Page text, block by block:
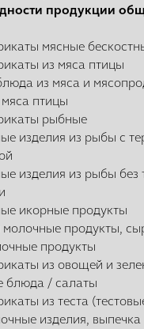
продукции
мясные
из мяса птицы
из мяса и
птицы
рыбные
изделия из рыбы с
изделия из рыбы без
икорные продукты
продукты,
продукты
из овощей и
блюда / салаты
из теста
изделия, выпечка